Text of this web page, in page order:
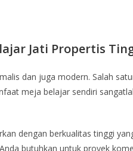
Jati Propertis
dan juga modern. Salah
meja belajar sendiri
dengan berkualitas tinggi
butuhkan untuk proyek